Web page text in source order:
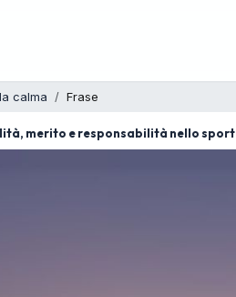
calma Frase
merito e responsabilità nello sport